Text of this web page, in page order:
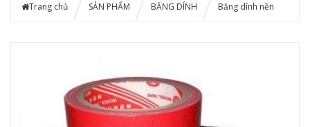
Trang chủ SẢN PHẨM BĂNG DÍNH Băng dính nền